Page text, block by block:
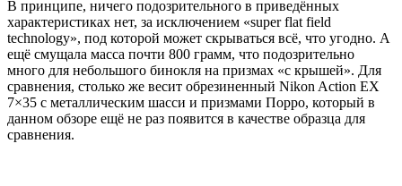
В принципе, ничего подозрительного в приведённых
характеристиках нет, за исключением «super flat field
technology», под которой может скрываться всё, что угодно. А
ещё смущала масса почти 800 грамм, что подозрительно
много для небольшого бинокля на призмах «с крышей». Для
сравнения, столько же весит обрезиненный Nikon Action EX
7×35 с металлическим шасси и призмами Порро, который в
данном обзоре ещё не раз появится в качестве образца для
сравнения.